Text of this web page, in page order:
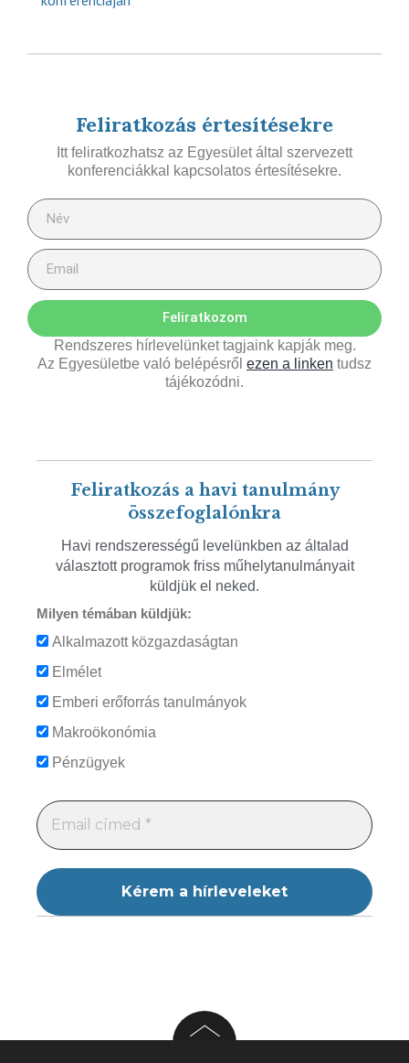
Feliratkozás értesítésekre
Itt feliratkozhatsz az Egyesület által szervezett
konferenciákkal kapcsolatos értesítésekre.
Feliratkozom
Rendszeres hírlevelünket tagjaink kapják meg.
Az Egyesületbe való belépésről ezen a linken tudsz
tájékozódni.
Feliratkozás a havi tanulmány
összefoglalónkra
Havi rendszerességű levelünkben az általad
választott programok friss műhelytanulmányait
küldjük el neked.
Milyen témában küldjük:
Alkalmazott közgazdaságtan
Elmélet
Emberi erőforrás tanulmányok
Makroökonómia
Pénzügyek